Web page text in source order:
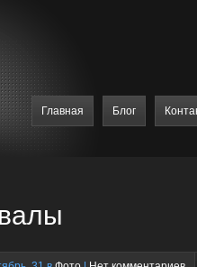
Главная Блог